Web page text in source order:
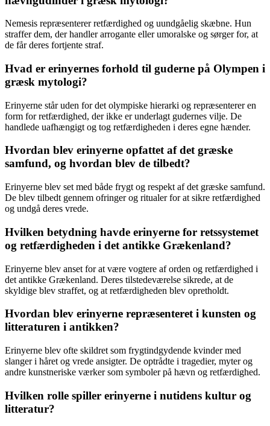
Nemesis repræsenterer retfærdighed og uundgåelig skæbne. Hun
straffer dem, der handler arrogante eller umoralske og sørger for, at
de får deres fortjente straf.
Hvad er erinyernes forhold til guderne på Olympen i
græsk mytologi?
Erinyerne står uden for det olympiske hierarki og repræsenterer en
form for retfærdighed, der ikke er underlagt gudernes vilje. De
handlede uafhængigt og tog retfærdigheden i deres egne hænder.
Hvordan blev erinyerne opfattet af det græske
samfund, og hvordan blev de tilbedt?
Erinyerne blev set med både frygt og respekt af det græske samfund.
De blev tilbedt gennem ofringer og ritualer for at sikre retfærdighed
og undgå deres vrede.
Hvilken betydning havde erinyerne for retssystemet
og retfærdigheden i det antikke Grækenland?
Erinyerne blev anset for at være vogtere af orden og retfærdighed i
det antikke Grækenland. Deres tilstedeværelse sikrede, at de
skyldige blev straffet, og at retfærdigheden blev opretholdt.
Hvordan blev erinyerne repræsenteret i kunsten og
litteraturen i antikken?
Erinyerne blev ofte skildret som frygtindgydende kvinder med
slanger i håret og vrede ansigter. De optrådte i tragedier, myter og
andre kunstneriske værker som symboler på hævn og retfærdighed.
Hvilken rolle spiller erinyerne i nutidens kultur og
litteratur?